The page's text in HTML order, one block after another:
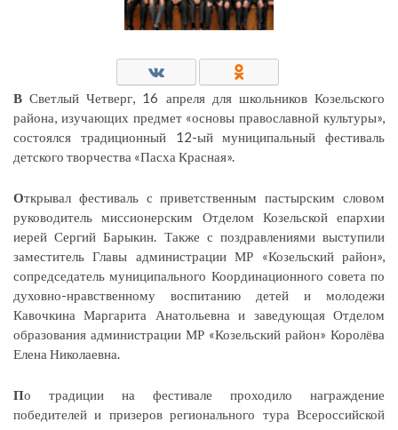
В Светлый Четверг, 16 апреля для школьников Козельского
района, изучающих предмет «основы православной культуры»,
состоялся традиционный 12-ый муниципальный фестиваль
детского творчества «Пасха Красная».
Открывал фестиваль с приветственным пастырским словом
руководитель миссионерским Отделом Козельской епархии
иерей Сергий Барыкин. Также с поздравлениями выступили
заместитель Главы администрации МР «Козельский район»,
сопредседатель муниципального Координационного совета по
духовно-нравственному воспитанию детей и молодежи
Кавочкина Маргарита Анатольевна и заведующая Отделом
образования администрации МР «Козельский район» Королёва
Елена Николаевна.
По традиции на фестивале проходило награждение
победителей и призеров регионального тура Всероссийской